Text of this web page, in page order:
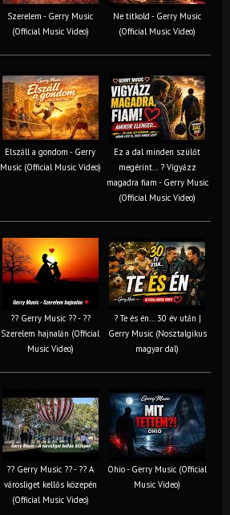
Szerelem - Gerry Music
(Official Music Video)
Ne titkold - Gerry Music
(Official Music Video)
Elszáll a gondom - Gerry
Music (Official Music Video)
Ez a dal minden szülőt
megérint… ? Vigyázz
magadra fiam - Gerry Music
(Official Music Video)
?? Gerry Music ?? - ??
Szerelem hajnalán (Official
Music Video)
? Te és én… 30 év után |
Gerry Music (Nosztalgikus
magyar dal)
?? Gerry Music ?? - ?? A
városliget kellős közepén
(Official Music Video)
Ohio - Gerry Music (Official
Music Video)